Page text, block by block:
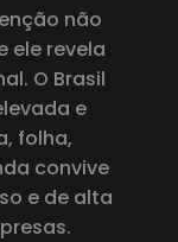
não
ele revela
O Brasil
e
folha,
convive
e de alta